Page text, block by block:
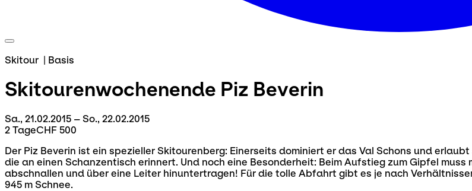
Skitour | Basis
Skitourenwochenende Piz Beverin
Sa., 21.02.2015 – So., 22.02.2015
2 TageCHF 500
Der Piz Beverin ist ein spezieller Skitourenberg: Einerseits dominiert er das Val Schons und
die an einen Schanzentisch erinnert. Und noch eine Besonderheit: Beim Aufstieg zum Gipfel muss
abschnallen und über eine Leiter hinuntertragen! Für die tolle Abfahrt gibt es je nach
945 m Schnee.